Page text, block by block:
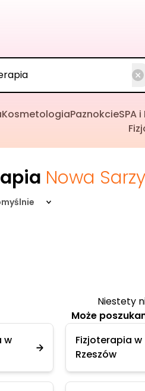
KosmetologiaPaznokcieSPA
Nowa
Niestety
Może
w
Fizjoterapia w
Rzeszów